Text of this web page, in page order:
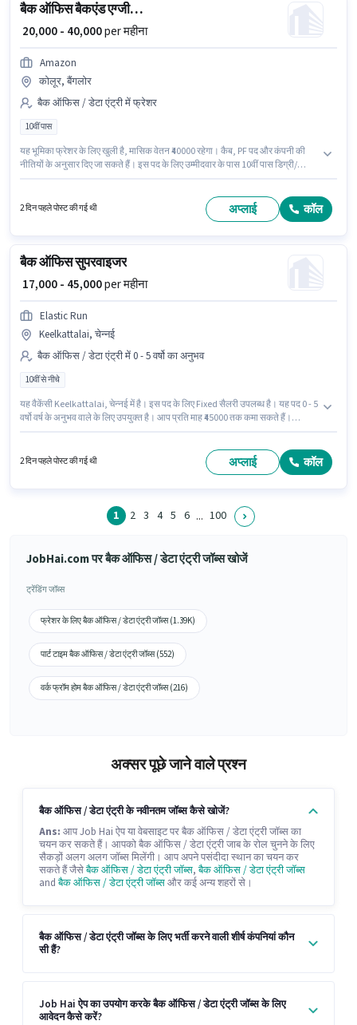
बैक ऑफिस बैकएंड एग्जीक्यूटिव
₹ 20,000 - 40,000per महीना
Amazon
कोलूर, बैंगलोर
बैक ऑफिस / डेटा एंट्री में फ्रेशर
10वीं पास
यह भूमिका फ्रेशर के लिए खुली है, मासिक वेतन ₹40000 रहेगा। कैब, PF पद और कंपनी की
नीतियों के अनुसार दिए जा सकते हैं। इस पद के लिए उम्मीदवार के पास 10वीं पास डिग्री/
के रूप में जुड़ें।
2 दिन पहले पोस्ट की गई थी अप्लाई कॉल
बैक ऑफिस सुपरवाइजर
₹ 17,000 - 45,000per महीना
Elastic Run
Keelkattalai, चेन्नई
बैक ऑफिस / डेटा एंट्री में 0 - 5 वर्षो का अनुभव
10वीं से नीचे
यह वैकेंसी Keelkattalai, चेन्नई में है। इस पद के लिए Fixed सैलरी उपलब्ध है। यह पद 0 - 5
वर्षो वर्ष के अनुभव वाले के लिए उपयुक्त है। आप प्रति माह ₹45000 तक कमा सकते हैं।
2 दिन पहले पोस्ट की गई थी अप्लाई कॉल
1 2 3 4 5 6 ... 100
JobHai.com पर बैक ऑफिस / डेटा एंट्री जॉब्स खोजें
ट्रेंडिंग जॉब्स
फ्रेशर के लिए बैक ऑफिस / डेटा एंट्री जॉब्स (1.39K)
पार्ट टाइम बैक ऑफिस / डेटा एंट्री जॉब्स (552)
वर्क फ्रॉम होम बैक ऑफिस / डेटा एंट्री जॉब्स (216)
अक्सर पूछे जाने वाले प्रश्न
बैक ऑफिस / डेटा एंट्री के नवीनतम जॉब्स कैसे खोजें?
Ans: आप Job Hai ऐप या वेबसाइट पर बैक ऑफिस / डेटा एंट्री जॉब्स का
चयन कर सकते हैं। आपको बैक ऑफिस / डेटा एंट्री जाब के रोल चुनने के लिए
सैकड़ों अलग अलग जॉब्स मिलेंगी। आप अपने पसंदीदा स्थान का चयन कर
सकते हैं जैसेबैक ऑफिस / डेटा एंट्री जॉब्स,बैक ऑफिस / डेटा एंट्री जॉब्स
andबैक ऑफिस / डेटा एंट्री जॉब्सऔर कई अन्य शहरों से।
बैक ऑफिस / डेटा एंट्री जॉब्स के लिए भर्ती करने वाली शीर्ष कंपनियां कौन
सी हैं?
Job Hai ऐप का उपयोग करके बैक ऑफिस / डेटा एंट्री जॉब्स के लिए
आवेदन कैसे करें?